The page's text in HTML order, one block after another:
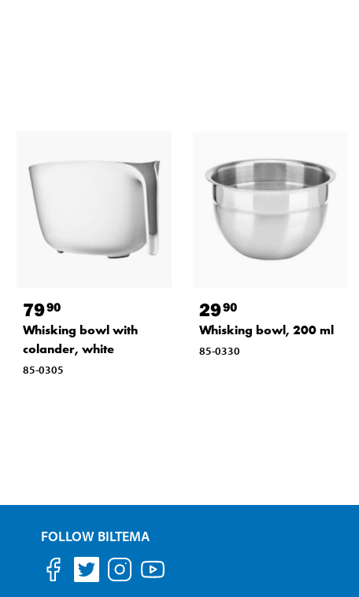
7990
Whisking bowl with
colander, white
85-0305
2990
Whisking bowl, 200 ml
85-0330
FOLLOW BILTEMA